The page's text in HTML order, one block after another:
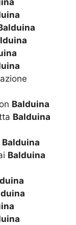
Balduina
Balduina
Balduina
Balduina